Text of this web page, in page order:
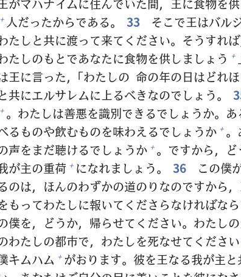
がマハナイムに住んでいた間， 王に食物を供
+ 人だったからである。 33 そこで王はバル
たしと共に渡って来てください。そうすれ
たしのもとであなたに食物を供しましょう +
王に言った，「わたしの 命の年の日はどれ
共にエルサレムに上るべきなのでしょう。
+ 。わたしは善悪を識別できるでしょうか。
るものや飲むものを味わえるでしょうか + 。
声をまだ聴けるでしょうか + 。ですから，ど
が主の重荷 + になれましょう。 36 この僕
のは，ほんのわずかの道のりなのですから，
もってわたしに報いてくださらなければな
僕を，どうか， 帰らせてください。わたしの
わたしの都市で，わたしを死なせてください
キムハム + がおります。 彼を王なる我が主と